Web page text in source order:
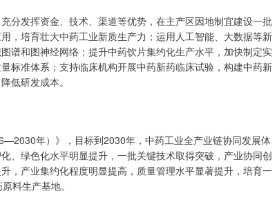
发挥资金、技术、渠道等优势，在主产区因地制宜建设一批
，培育壮大中药工业新质生产力；运用人工智能、大数据等新
谱和图神经网络；提升中药饮片集约化生产水平，加快制定实
标准体系；支持临床机构开展中药新药临床试验，构建中药新
低研发成本。
年）》，目标到2030年，中药工业全产业链协同发展体
、绿色化水平明显提升，一批关键技术取得突破，产业协同创
，产业集约化程度明显提高，质量管理水平显著提升，培育一
料生产基地。